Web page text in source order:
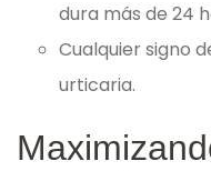
dura más de 24
Cualquier signo
urticaria.